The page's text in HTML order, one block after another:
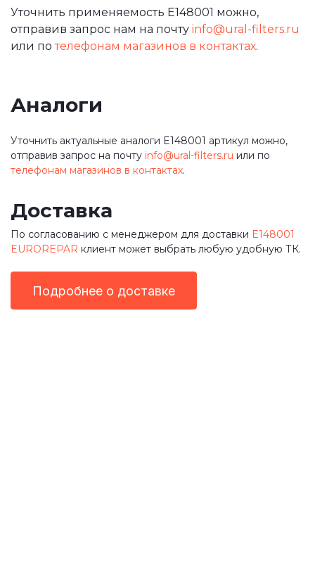
Уточнить применяемость E148001 можно,
отправив запрос нам на почту info@ural-filters.ru
или потелефонам магазинов в контактах.
Аналоги
Уточнить актуальные аналоги E148001 артикул можно,
отправив запрос на почту info@ural-filters.ru или по
телефонам магазинов в контактах.
Доставка
По согласованию с менеджером для доставки E148001
EUROREPAR клиент может выбрать любую удобную ТК.
Подробнее о доставке